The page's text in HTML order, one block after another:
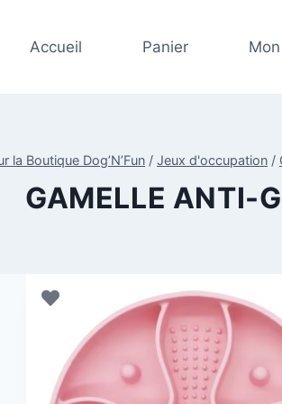
Accueil Panier
la Boutique Dog’N’Fun / Jeux d'occupation /
GAMELLE ANTI-